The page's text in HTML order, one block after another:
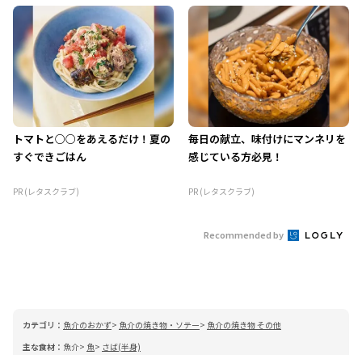
トマトと○○をあえるだけ！夏の
すぐできごはん
PR (レタスクラブ)
毎日の献立、味付けにマンネリを
感じている方必見！
PR (レタスクラブ)
Recommended by
カテゴリ： 魚介のおかず 魚介の焼き物・ソテー
魚介の焼き物 その他
主な食材： 魚介 魚
さば(半身)